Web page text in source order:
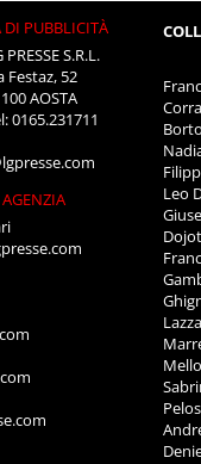
DI PUBBLICITÀ
PRESSE S.R.L.
Festaz, 52
AOSTA
0165.231711
Leo